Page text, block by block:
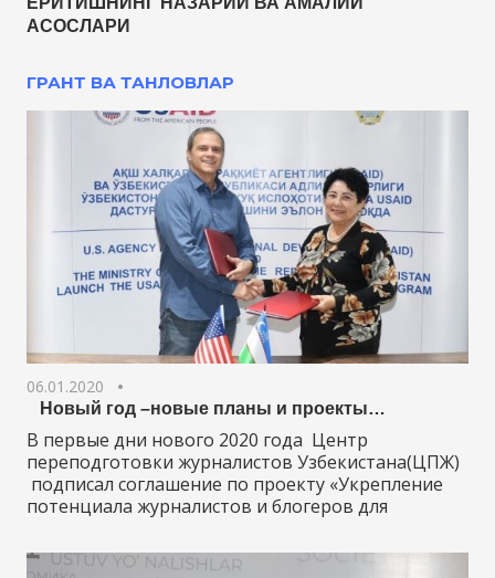
АСОСЛАРИ
ГРАНТ ВА ТАНЛОВЛАР
06.01.2020
Новый год –новые планы и проекты…
В первые дни нового 2020 года Центр
переподготовки журналистов Узбекистана(ЦПЖ)
подписал соглашение по проекту «Укрепление
потенциала журналистов и блогеров для